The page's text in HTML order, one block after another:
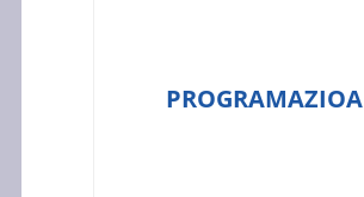
PROGRAMAZIOA